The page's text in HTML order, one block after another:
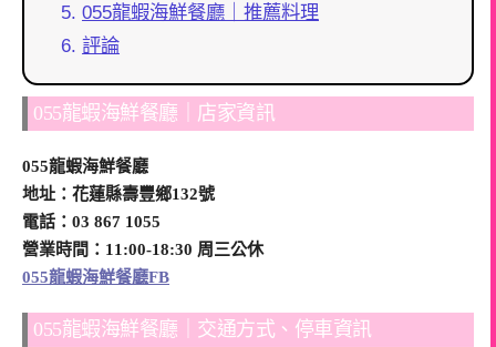
055龍蝦海鮮餐廳｜推薦料理
評論
055龍蝦海鮮餐廳｜店家資訊
055龍蝦海鮮餐廳
地址：花蓮縣壽豐鄉132號
電話：03 867 1055
營業時間：11:00-18:30 周三公休
055龍蝦海鮮餐廳FB
055龍蝦海鮮餐廳｜交通方式、停車資訊